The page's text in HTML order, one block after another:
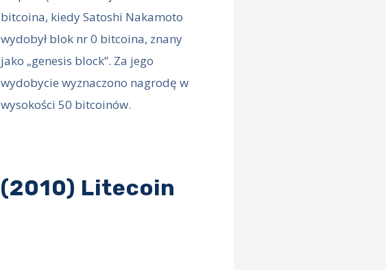
bitcoina, kiedy Satoshi Nakamoto
wydobył blok nr 0 bitcoina, znany
jako „genesis block”. Za jego
wydobycie wyznaczono nagrodę w
wysokości 50 bitcoinów.
(2010) Litecoin